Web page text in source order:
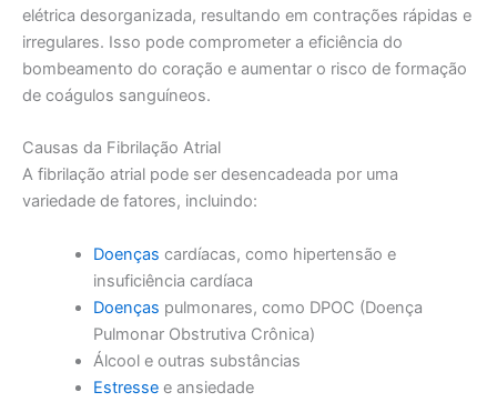
elétrica desorganizada, resultando em contrações rápidas e
irregulares. Isso pode comprometer a eficiência do
bombeamento do coração e aumentar o risco de formação
de coágulos sanguíneos.
Causas da Fibrilação Atrial
A fibrilação atrial pode ser desencadeada por uma
variedade de fatores, incluindo:
Doenças cardíacas, como hipertensão e
insuficiência cardíaca
Doenças pulmonares, como DPOC (Doença
Pulmonar Obstrutiva Crônica)
Álcool e outras substâncias
Estressee ansiedade